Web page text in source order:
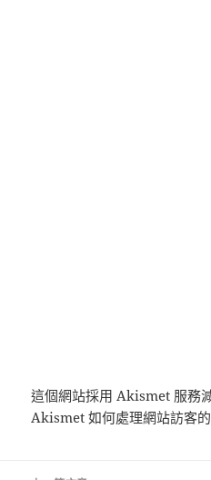
這個網站採用 Akismet 服務
Akismet 如何處理網站訪客